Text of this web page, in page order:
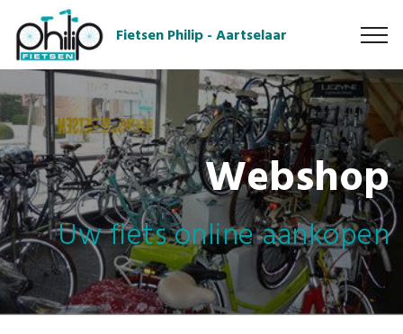
Fietsen Philip - Aartselaar
Webshop
Uw fiets online aankopen